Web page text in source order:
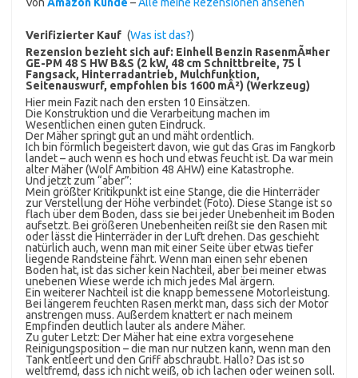
Verifizierter Kauf (Was ist das?)
Rezension bezieht sich auf: Einhell Benzin RasenmÃ¤her
GE-PM 48 S HW B&S (2 kW, 48 cm Schnittbreite, 75 l
Fangsack, Hinterradantrieb, Mulchfunktion,
Seitenauswurf, empfohlen bis 1600 mÂ²) (Werkzeug)
Hier mein Fazit nach den ersten 10 Einsätzen.
Die Konstruktion und die Verarbeitung machen im
Wesentlichen einen guten Eindruck.
Der Mäher springt gut an und mäht ordentlich.
Ich bin förmlich begeistert davon, wie gut das Gras im Fangkorb
landet – auch wenn es hoch und etwas feucht ist. Da war mein
alter Mäher (Wolf Ambition 48 AHW) eine Katastrophe.
Und jetzt zum “aber”:
Mein größter Kritikpunkt ist eine Stange, die die Hinterräder
zur Verstellung der Höhe verbindet (Foto). Diese Stange ist so
flach über dem Boden, dass sie bei jeder Unebenheit im Boden
aufsetzt. Bei größeren Unebenheiten reißt sie den Rasen mit
oder lässt die Hinterräder in der Luft drehen. Das geschieht
natürlich auch, wenn man mit einer Seite über etwas tiefer
liegende Randsteine fährt. Wenn man einen sehr ebenen
Boden hat, ist das sicher kein Nachteil, aber bei meiner etwas
unebenen Wiese werde ich mich jedes Mal ärgern.
Ein weiterer Nachteil ist die knapp bemessene Motorleistung.
Bei längerem feuchten Rasen merkt man, dass sich der Motor
anstrengen muss. Außerdem knattert er nach meinem
Empfinden deutlich lauter als andere Mäher.
Zu guter Letzt: Der Mäher hat eine extra vorgesehene
Reinigungsposition – die man nur nutzen kann, wenn man den
Tank entleert und den Griff abschraubt. Hallo? Das ist so
weltfremd, dass ich nicht weiß, ob ich lachen oder weinen soll.